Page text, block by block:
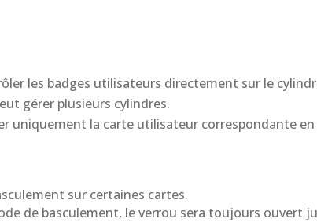
les badges utilisateurs directement sur le
gérer plusieurs cylindres.
uniquement la carte utilisateur correspondante
sur certaines cartes.
de basculement, le verrou sera toujours ouvert